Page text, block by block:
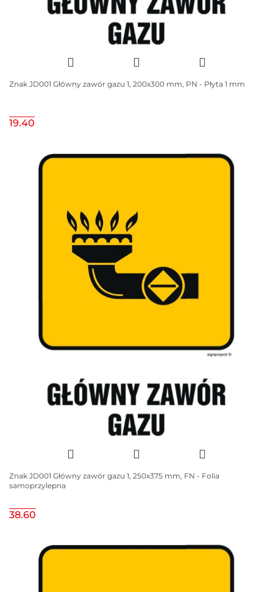
Znak JD001 Główny zawór gazu 1, 200x300 mm, PN - Płyta 1 mm
19.40
Znak JD001 Główny zawór gazu 1, 250x375 mm, FN - Folia
samoprzylepna
38.60